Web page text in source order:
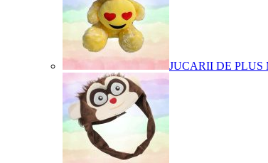
JUCARII DE PLUS